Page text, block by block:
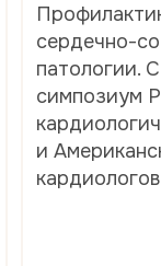
сердечно-
патологии.
симпозиум
и